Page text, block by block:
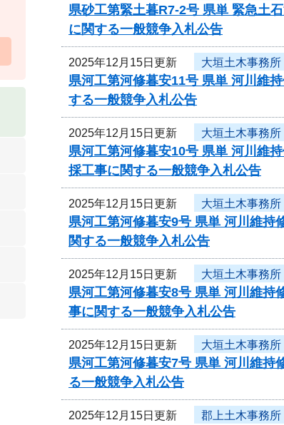
県砂工第緊土暮R7-2号 県単 緊急土
に関する一般競争入札公告
2025年12月15日更新 大垣土木事務所
県河工第河修暮安11号 県単 河川維
する一般競争入札公告
2025年12月15日更新 大垣土木事務所
県河工第河修暮安10号 県単 河川維
採工事に関する一般競争入札公告
2025年12月15日更新 大垣土木事務所
県河工第河修暮安9号 県単 河川維持
関する一般競争入札公告
2025年12月15日更新 大垣土木事務所
県河工第河修暮安8号 県単 河川維持
事に関する一般競争入札公告
2025年12月15日更新 大垣土木事務所
県河工第河修暮安7号 県単 河川維持
る一般競争入札公告
2025年12月15日更新 郡上土木事務所